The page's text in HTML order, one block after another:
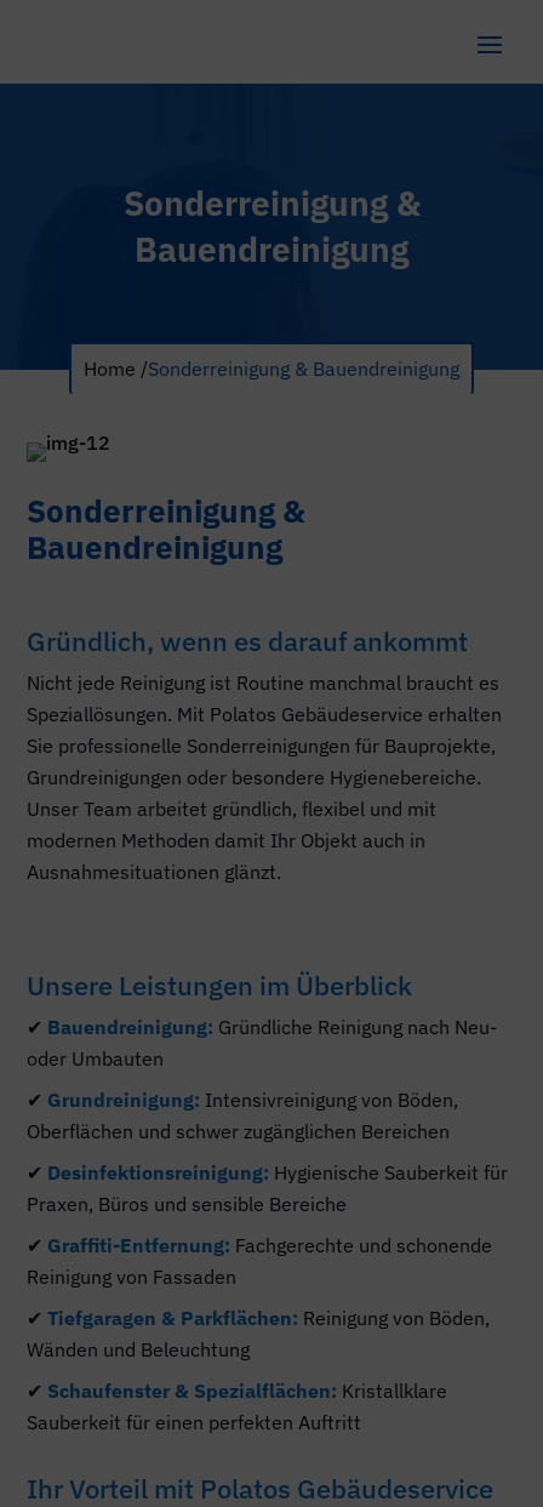
Sonderreinigung &
Bauendreinigung
Home /Sonderreinigung & Bauendreinigung
Sonderreinigung &
Bauendreinigung
Gründlich, wenn es darauf ankommt
Nicht jede Reinigung ist Routine manchmal braucht es
Speziallösungen. Mit Polatos Gebäudeservice erhalten
Sie professionelle Sonderreinigungen für Bauprojekte,
Grundreinigungen oder besondere Hygienebereiche.
Unser Team arbeitet gründlich, flexibel und mit
modernen Methoden damit Ihr Objekt auch in
Ausnahmesituationen glänzt.
Unsere Leistungen im Überblick
✔ Bauendreinigung: Gründliche Reinigung nach Neu-
oder Umbauten
✔ Grundreinigung: Intensivreinigung von Böden,
Oberflächen und schwer zugänglichen Bereichen
✔ Desinfektionsreinigung: Hygienische Sauberkeit für
Praxen, Büros und sensible Bereiche
✔ Graffiti-Entfernung: Fachgerechte und schonende
Reinigung von Fassaden
✔Tiefgaragen & Parkflächen: Reinigung von Böden,
Wänden und Beleuchtung
✔ Schaufenster & Spezialflächen: Kristallklare
Sauberkeit für einen perfekten Auftritt
Ihr Vorteil mit Polatos Gebäudeservice